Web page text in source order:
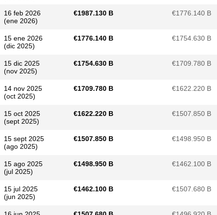
16 feb 2026
(ene 2026)
€​1987.130 B €​1776.140 B
15 ene 2026
(dic 2025)
€​1776.140 B €​1754.630 B
15 dic 2025
(nov 2025)
€​1754.630 B €​1709.780 B
14 nov 2025
(oct 2025)
€​1709.780 B €​1622.220 B
15 oct 2025
(sept 2025)
€​1622.220 B €​1507.850 B
15 sept 2025
(ago 2025)
€​1507.850 B €​1498.950 B
15 ago 2025
(jul 2025)
€​1498.950 B €​1462.100 B
15 jul 2025
(jun 2025)
€​1462.100 B €​1507.680 B